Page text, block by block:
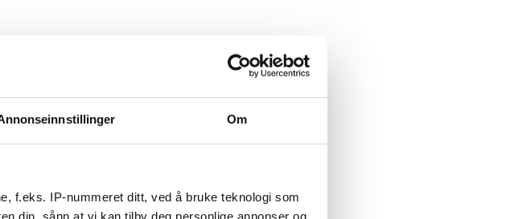
Om
f.eks. IP-nummeret ditt, ved å bruke teknologi som
din, sånn at vi kan tilby deg personlige annonser og